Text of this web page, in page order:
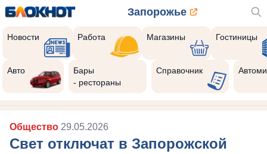
Запорожье
Новости Работа Магазины Гостиницы
Авто
Бары
- рестораны
Справочник
Общество 29.05.2026
Свет отключат в Запорожской